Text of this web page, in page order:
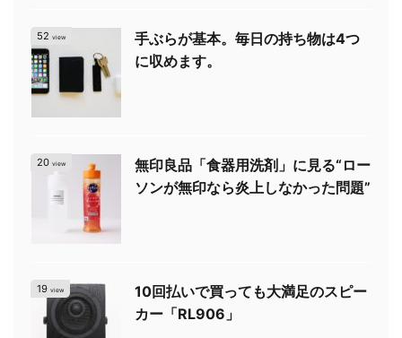
52 view
手ぶらが基本。毎日の持ち物は4つ
に収めます。
20 view
無印良品「食器用洗剤」に見る“ロー
ソンが無印なら炎上しなかった問題”
19 view
10回払いで買っても大満足のスピー
カー「RL906」